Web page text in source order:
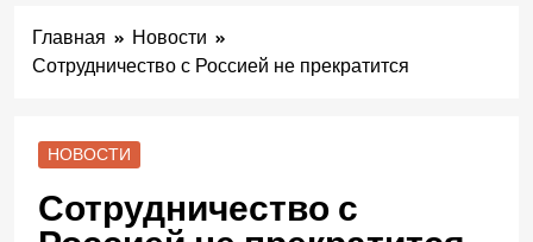
Главная
Новости
Сотрудничество с Россией не прекратится
НОВОСТИ
Сотрудничество с